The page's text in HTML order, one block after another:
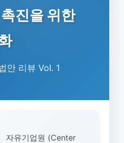
진을 위한
안 리뷰 Vol. 1
자유기업원 (Center